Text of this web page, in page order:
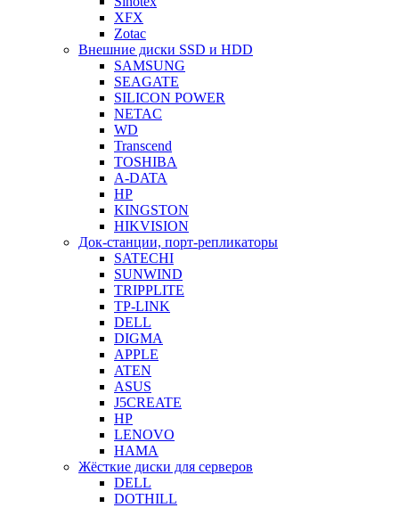
XFX
Zotac
Внешние диски SSD и HDD
SAMSUNG
SEAGATE
SILICON POWER
NETAC
WD
Transcend
TOSHIBA
A-DATA
HP
KINGSTON
HIKVISION
Док-станции, порт-репликаторы
SATECHI
SUNWIND
TRIPPLITE
TP-LINK
DELL
DIGMA
APPLE
ATEN
ASUS
J5CREATE
HP
LENOVO
HAMA
Жёсткие диски для серверов
DELL
DOTHILL